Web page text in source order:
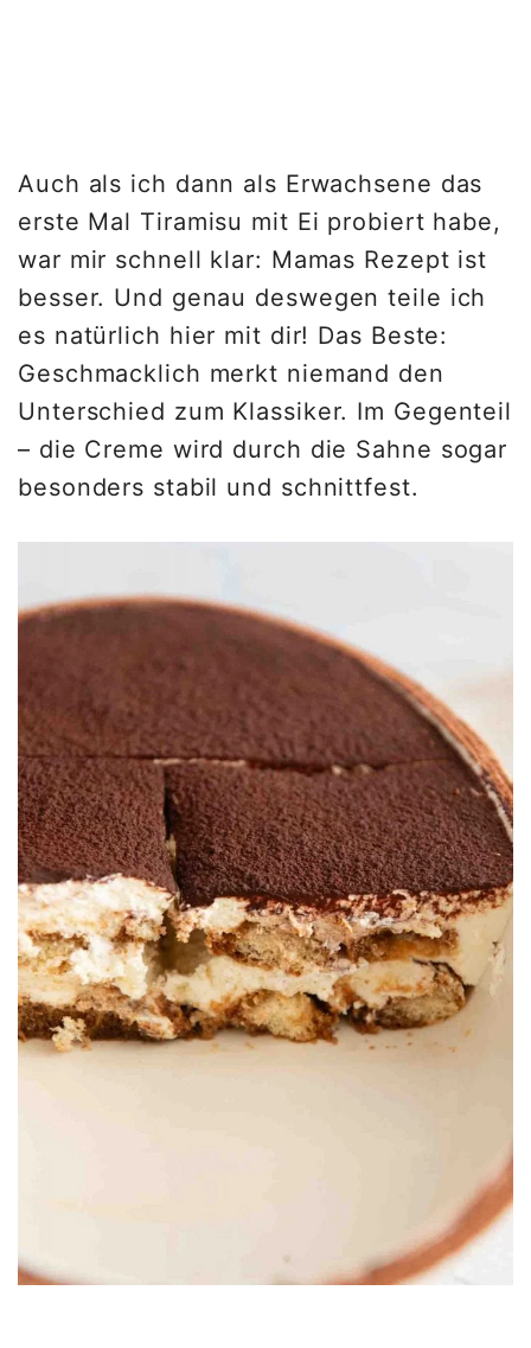
Auch als ich dann als Erwachsene das
erste Mal Tiramisu mit Ei probiert habe,
war mir schnell klar: Mamas Rezept ist
besser. Und genau deswegen teile ich
es natürlich hier mit dir! Das Beste:
Geschmacklich merkt niemand den
Unterschied zum Klassiker. Im Gegenteil
– die Creme wird durch die Sahne sogar
besonders stabil und schnittfest.